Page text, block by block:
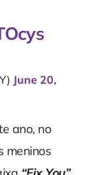
June 20,
ano, no
meninos
“Fix You”,